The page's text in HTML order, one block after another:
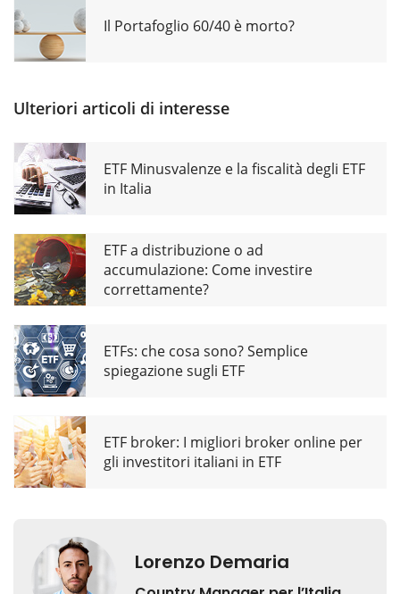
Il Portafoglio 60/40 è morto?
Ulteriori articoli di interesse
ETF Minusvalenze e la fiscalità degli ETF
in Italia
ETF a distribuzione o ad
accumulazione: Come investire
correttamente?
ETFs: che cosa sono? Semplice
spiegazione sugli ETF
ETF broker: I migliori broker online per
gli investitori italiani in ETF